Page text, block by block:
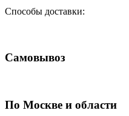
Способы доставки:
Самовывоз
По Москве и области